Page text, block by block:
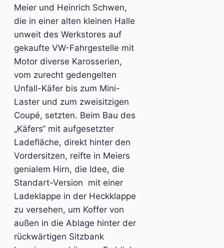
Meier und Heinrich Schwen,
die in einer alten kleinen Halle
unweit des Werkstores auf
gekaufte VW-Fahrgestelle mit
Motor diverse Karosserien,
vom zurecht gedengelten
Unfall-Käfer bis zum Mini-
Laster und zum zweisitzigen
Coupé, setzten. Beim Bau des
„Käfers“ mit aufgesetzter
Ladefläche, direkt hinter den
Vordersitzen, reifte in Meiers
genialem Hirn, die Idee, die
Standart-Version mit einer
Ladeklappe in der Heckklappe
zu versehen, um Koffer von
außen in die Ablage hinter der
rückwärtigen Sitzbank